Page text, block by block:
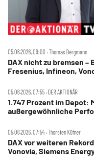
05.08.2026, 09:00 ‧ Thomas Bergmann
DAX nicht zu bremsen –
Fresenius, Infineon,
05.08.2026, 07:55 ‧ DER AKTIONÄR
1.747 Prozent im Depot:
außergewöhnliche
05.08.2026, 07:54 ‧ Thorsten Küfner
DAX vor weiteren
Vonovia, Siemens